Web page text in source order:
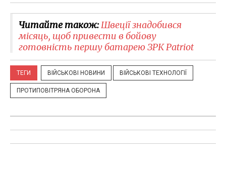
Читайте також:Швеції знадобився
місяць, щоб привести в бойову
готовність першу батарею ЗРК Patriot
ТЕГИ ВІЙСЬКОВІ НОВИНИ ВІЙСЬКОВІ ТЕХНОЛОГІЇ
ПРОТИПОВІТРЯНА ОБОРОНА